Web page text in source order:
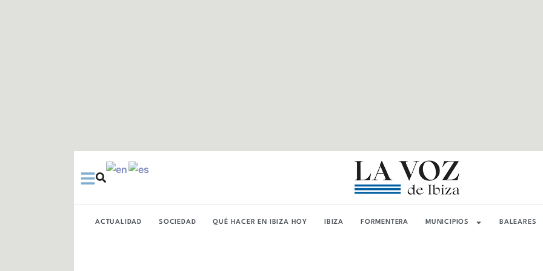
ACTUALIDAD SOCIEDAD QUÉ HACER EN IBIZA HOY IBIZA FORMENTERA MUNICIPIOS BALEARES